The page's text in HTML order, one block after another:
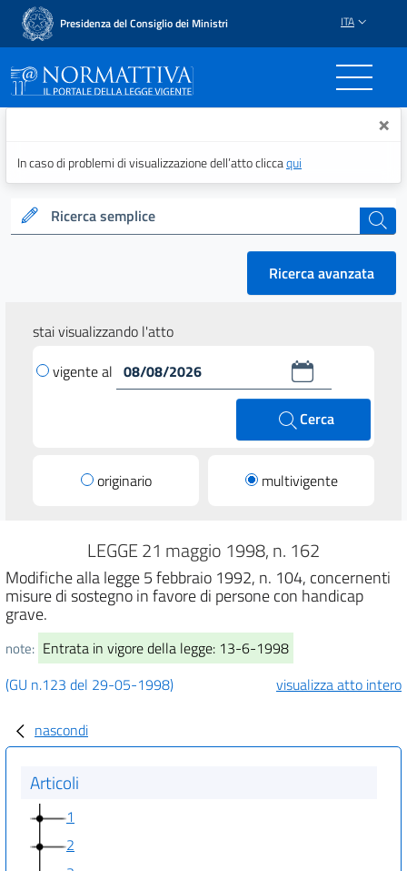
Presidenza del Consiglio dei Ministri ITA
Normattiva - Il portale ×
In caso di problemi di visualizzazione dell’atto cliccaqui
Ricerca semplice cerca
Ricerca avanzata
stai visualizzando l'atto
vigente al
Cerca
originario multivigente
LEGGE 21 maggio 1998, n. 162
Modifiche alla legge 5 febbraio 1992, n. 104, concernenti
misure di sostegno in favore di persone con handicap
grave.
note: Entrata in vigore della legge: 13-6-1998
(GU n.123 del 29-05-1998)
visualizza atto intero
nascondi
Articoli
1
2